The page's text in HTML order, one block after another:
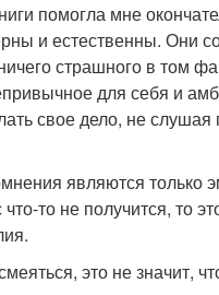
помогла мне
и естественны. Они
страшного в том
для себя и
свое дело, не слушая
являются
то не получится, то
это не значит,